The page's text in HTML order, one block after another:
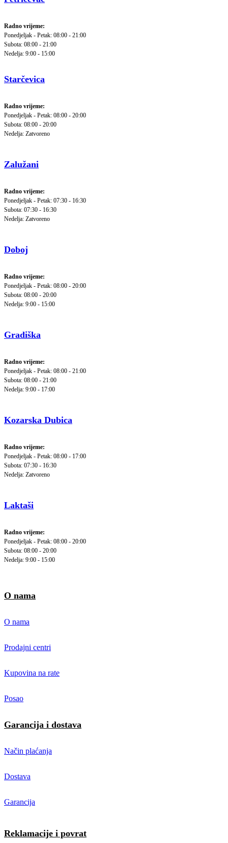
Radno vrijeme:
Ponedjeljak - Petak: 08:00 - 21:00
Subota: 08:00 - 21:00
Nedelja: 9:00 - 15:00
Starčevica
Radno vrijeme:
Ponedjeljak - Petak: 08:00 - 20:00
Subota: 08:00 - 20:00
Nedelja: Zatvoreno
Zalužani
Radno vrijeme:
Ponedjeljak - Petak: 07:30 - 16:30
Subota: 07:30 - 16:30
Nedelja: Zatvoreno
Doboj
Radno vrijeme:
Ponedjeljak - Petak: 08:00 - 20:00
Subota: 08:00 - 20:00
Nedelja: 9:00 - 15:00
Gradiška
Radno vrijeme:
Ponedjeljak - Petak: 08:00 - 21:00
Subota: 08:00 - 21:00
Nedelja: 9:00 - 17:00
Kozarska Dubica
Radno vrijeme:
Ponedjeljak - Petak: 08:00 - 17:00
Subota: 07:30 - 16:30
Nedelja: Zatvoreno
Laktaši
Radno vrijeme:
Ponedjeljak - Petak: 08:00 - 20:00
Subota: 08:00 - 20:00
Nedelja: 9:00 - 15:00
O nama
O nama
Prodajni centri
Kupovina na rate
Posao
Garancija i dostava
Način plaćanja
Dostava
Garancija
Reklamacije i povrat